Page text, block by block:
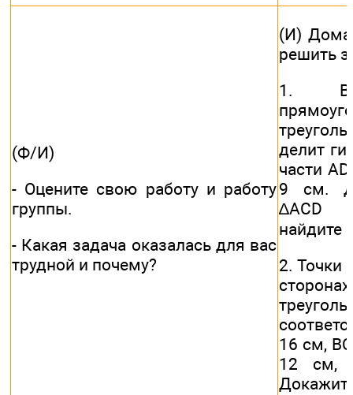
(Ф/И)
- Оцените свою работу и работу
группы.
- Какая задача оказалась для вас
трудной и почему?
(И)
решить
1.
делит
части
9 см.
∆ACD
найдите
2. Точки
16 см,
12 см,